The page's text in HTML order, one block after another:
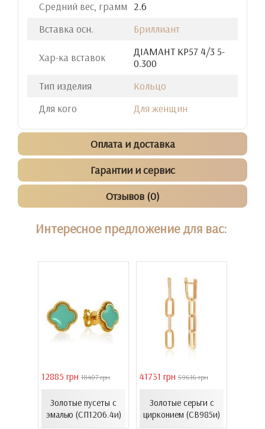
Средний вес, грамм
2.6
Вставка осн.
Бриллиант
Хар-ка вставок
ДIАМАНТ КР57 4/3 5-
0.300
Тип изделия
Кольцо
Для кого
Для женщин
Оплата и доставка
Гарантии и сервис
Отзывов (0)
Интересное предложение для вас:
12885 грн 18407 грн
Золотые пусеты с
эмалью (СП1206.4и)
41731 грн 59616 грн
Золотые серьги с
цирконием (СВ985и)